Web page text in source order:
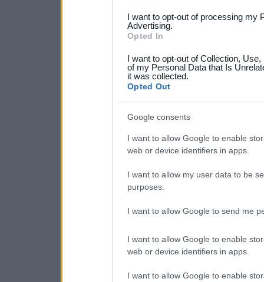
not limited to your visit or
grant or deny consent to
your data for below
consent section.
I want to opt-out of processing my
Advertising.
Opted In
I want to opt-out of Collection,
of my Personal Data that Is
it was collected.
Opted Out
Google consents
I want to allow Google to enable
web or device identifiers in apps.
I want to allow my user data to be
purposes.
I want to allow Google to send me
I want to allow Google to enable
web or device identifiers in apps.
I want to allow Google to enable